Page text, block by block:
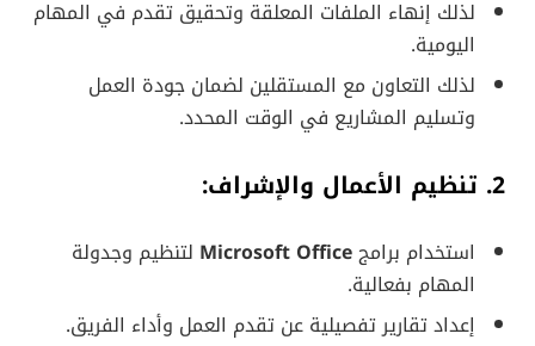
لذلك إنهاء الملفات المعلقة وتحقيق تقدم في المهام
اليومية.
لذلك التعاون مع المستقلين لضمان جودة العمل
وتسليم المشاريع في الوقت المحدد.
2. تنظيم الأعمال والإشراف:
استخدام برامجMicrosoft Office لتنظيم وجدولة
المهام بفعالية.
إعداد تقارير تفصيلية عن تقدم العمل وأداء الفريق.